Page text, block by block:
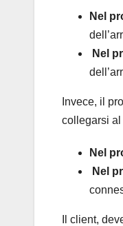
Nel
Nel
Invece, il
collegarsi al
Nel
Nel
Il client,